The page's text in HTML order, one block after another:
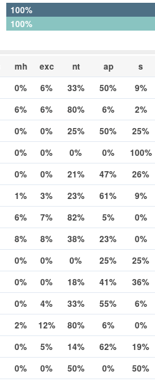
100%
100%
mh exc nt ap
s
0% 6% 33% 50%
9%
6% 6% 80% 6%
2%
0% 0% 25% 50%
25%
0% 0% 0% 0%
100%
0% 0% 21% 47%
26%
1% 3% 23% 61%
9%
6% 7% 82% 5%
0%
8% 8% 38% 23%
0%
0% 0% 0% 25%
25%
0% 0% 18% 41%
36%
0% 4% 33% 55%
6%
2% 12% 80% 6%
0%
0% 5% 14% 62%
19%
0% 0% 50% 0%
50%